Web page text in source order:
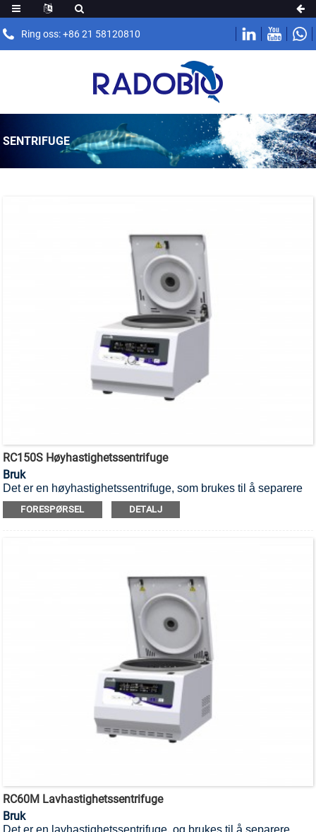
Ring oss: +86 21 58120810
SENTRIFUGE
RC150S Høyhastighetssentrifuge
Bruk
Det er en høyhastighetssentrifuge, som brukes til å separere
forskjellige komponenter i en blanding.
FORESPØRSEL DETALJ
RC60M Lavhastighetssentrifuge
Bruk